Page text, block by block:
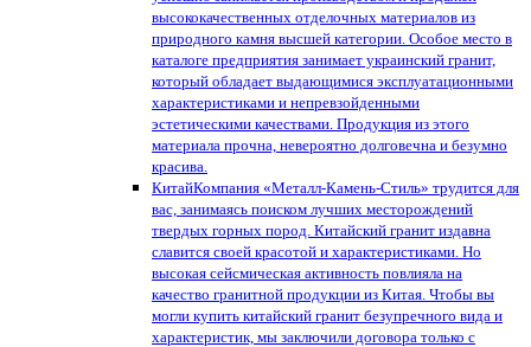
высококачественных отделочных материалов из
природного камня высшей категории. Особое место в
каталоге предприятия занимает украинский гранит,
который обладает выдающимися эксплуатационными
характеристиками и непревзойденными
эстетическими качествами. Продукция из этого
материала прочна, невероятно долговечна и безумно
красива.
КитайКомпания «Металл-Камень-Стиль» трудится для
вас, занимаясь поиском лучших месторождений
твердых горных пород. Китайский гранит издавна
славится своей красотой и характеристиками. Но
высокая сейсмическая активность повлияла на
качество гранитной продукции из Китая. Чтобы вы
могли купить китайский гранит безупречного вида и
характеристик, мы заключили договора только с